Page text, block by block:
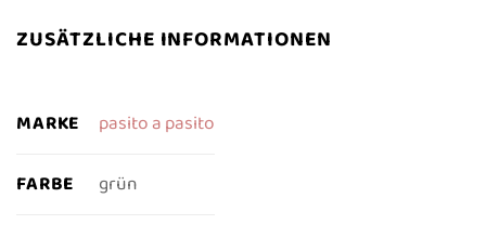
ZUSÄTZLICHE INFORMATIONEN
MARKE pasito a pasito
FARBE grün